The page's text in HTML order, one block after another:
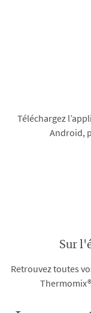
Téléchargez
Android,
Sur
Retrouvez toutes